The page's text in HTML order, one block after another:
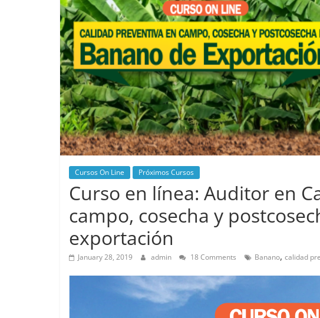
Cursos On Line Próximos Cursos
Curso en línea: Auditor en
campo, cosecha y
exportación
January 28, 2019 admin 18 Comments Banano, calidad